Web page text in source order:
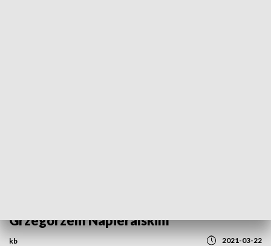
Grzegorzem Napieralskim
kb 2021-03-22